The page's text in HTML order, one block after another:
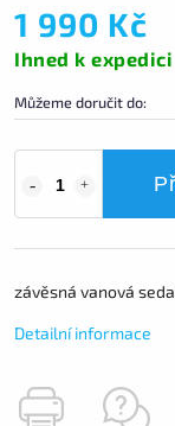
1 990 Kč
Ihned k expedici
Můžeme doručit do:
závěsná vanová
Detailní informace